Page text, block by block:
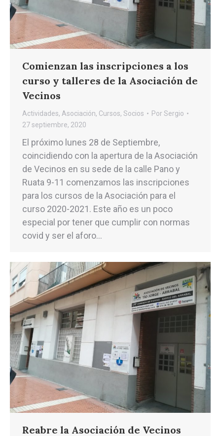
Comienzan las inscripciones a los
curso y talleres de la Asociación de
Vecinos
Actividades, Asociación, Cursos, Socios PorSergio
27 septiembre, 2020
El próximo lunes 28 de Septiembre,
coincidiendo con la apertura de la Asociación
de Vecinos en su sede de la calle Pano y
Ruata 9-11 comenzamos las inscripciones
para los cursos de la Asociación para el
curso 2020-2021. Este año es un poco
especial por tener que cumplir con normas
covid y ser el aforo…
Reabre la Asociación de Vecinos